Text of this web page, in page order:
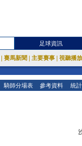
足球資訊
賽馬新聞 主要賽事 視聽播
騎師分場表 參考資料 統